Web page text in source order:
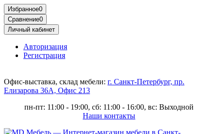
Избранное0
Сравнение0
Личный кабинет
Авторизация
Регистрация
Офис-выставка, склад мебели: г. Санкт-Петербург, пр.
Елизарова 36А, Офис 213
пн-пт: 11:00 - 19:00, сб: 11:00 - 16:00, вс: Выходной
Наши контакты